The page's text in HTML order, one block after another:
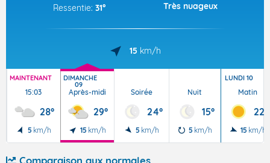
Ressentie: 31° Très nuageux
15 km/h
MAINTENANT
15:03
28°
5 km/h
DIMANCHE
09
Après-midi
29°
15 km/h
Soirée
24°
5 km/h
Nuit
15°
5 km/h
LUNDI 10
Matin
22°
15 km/h
Comparaison aux normales